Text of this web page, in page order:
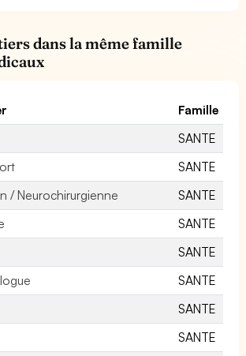
dans la même famille
Famille
SANTE
SANTE
/ Neurochirurgienne
SANTE
SANTE
SANTE
SANTE
SANTE
SANTE